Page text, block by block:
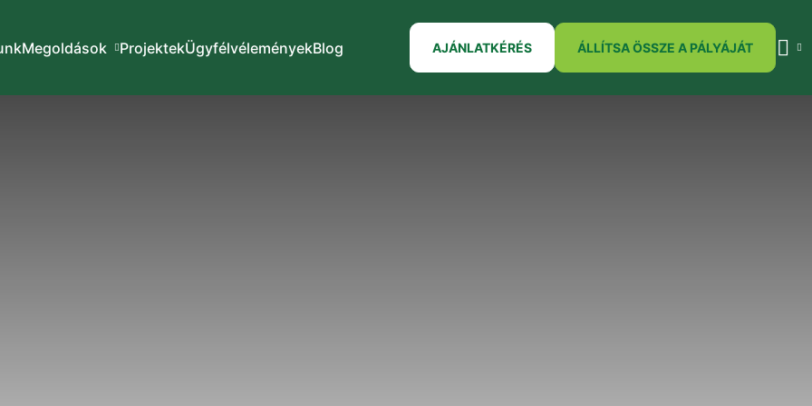
Megoldások ProjektekÜgyfélvéleményekBlog AJÁNLATKÉRÉS ÁLLÍTSA ÖSSZE A PÁLYÁJÁT